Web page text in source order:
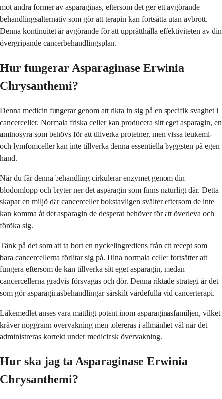
mot andra former av asparaginas, eftersom det ger ett avgörande
behandlingsalternativ som gör att terapin kan fortsätta utan avbrott.
Denna kontinuitet är avgörande för att upprätthålla effektiviteten av din
övergripande cancerbehandlingsplan.
Hur fungerar Asparaginase Erwinia
Chrysanthemi?
Denna medicin fungerar genom att rikta in sig på en specifik svaghet i
cancerceller. Normala friska celler kan producera sitt eget asparagin, en
aminosyra som behövs för att tillverka proteiner, men vissa leukemi-
och lymfomceller kan inte tillverka denna essentiella byggsten på egen
hand.
När du får denna behandling cirkulerar enzymet genom din
blodomlopp och bryter ner det asparagin som finns naturligt där. Detta
skapar en miljö där cancerceller bokstavligen svälter eftersom de inte
kan komma åt det asparagin de desperat behöver för att överleva och
föröka sig.
Tänk på det som att ta bort en nyckelingrediens från ett recept som
bara cancercellerna förlitar sig på. Dina normala celler fortsätter att
fungera eftersom de kan tillverka sitt eget asparagin, medan
cancercellerna gradvis försvagas och dör. Denna riktade strategi är det
som gör asparaginasbehandlingar särskilt värdefulla vid cancerterapi.
Läkemedlet anses vara måttligt potent inom asparaginasfamiljen, vilket
kräver noggrann övervakning men tolereras i allmänhet väl när det
administreras korrekt under medicinsk övervakning.
Hur ska jag ta Asparaginase Erwinia
Chrysanthemi?